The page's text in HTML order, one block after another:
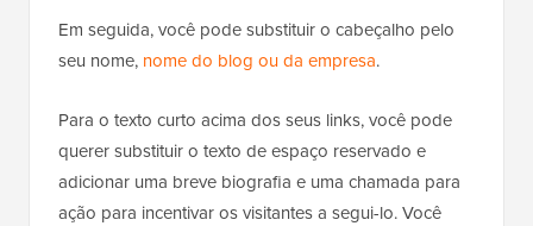
Em seguida, você pode substituir o cabeçalho pelo
seu nome, nome do blog ou da empresa.
Para o texto curto acima dos seus links, você pode
querer substituir o texto de espaço reservado e
adicionar uma breve biografia e uma chamada para
ação para incentivar os visitantes a segui-lo. Você